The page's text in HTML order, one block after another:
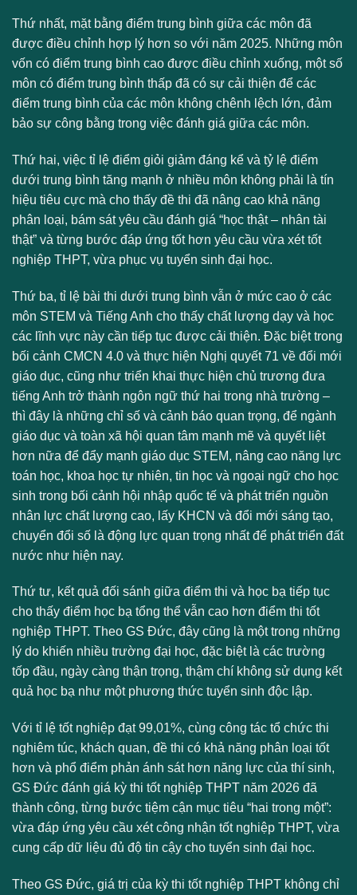
Thứ nhất, mặt bằng điểm trung bình giữa các môn đã
được điều chỉnh hợp lý hơn so với năm 2025. Những môn
vốn có điểm trung bình cao được điều chỉnh xuống, một số
môn có điểm trung bình thấp đã có sự cải thiện để các
điểm trung bình của các môn không chênh lệch lớn, đảm
bảo sự công bằng trong việc đánh giá giữa các môn.
Thứ hai, việc tỉ lệ điểm giỏi giảm đáng kể và tỷ lệ điểm
dưới trung bình tăng mạnh ở nhiều môn không phải là tín
hiệu tiêu cực mà cho thấy đề thi đã nâng cao khả năng
phân loại, bám sát yêu cầu đánh giá “học thật – nhân tài
thật” và từng bước đáp ứng tốt hơn yêu cầu vừa xét tốt
nghiệp THPT, vừa phục vụ tuyển sinh đại học.
Thứ ba, tỉ lệ bài thi dưới trung bình vẫn ở mức cao ở các
môn STEM và Tiếng Anh cho thấy chất lượng dạy và học
các lĩnh vực này cần tiếp tục được cải thiện. Đặc biệt trong
bối cảnh CMCN 4.0 và thực hiện Nghị quyết 71 về đổi mới
giáo dục, cũng như triển khai thực hiện chủ trương đưa
tiếng Anh trở thành ngôn ngữ thứ hai trong nhà trường –
thì đây là những chỉ số và cảnh báo quan trọng, để ngành
giáo dục và toàn xã hội quan tâm mạnh mẽ và quyết liệt
hơn nữa để đẩy mạnh giáo dục STEM, nâng cao năng lực
toán học, khoa học tự nhiên, tin học và ngoại ngữ cho học
sinh trong bối cảnh hội nhập quốc tế và phát triển nguồn
nhân lực chất lượng cao, lấy KHCN và đổi mới sáng tạo,
chuyển đổi số là động lực quan trọng nhất để phát triển đất
nước như hiện nay.
Thứ tư, kết quả đối sánh giữa điểm thi và học bạ tiếp tục
cho thấy điểm học bạ tổng thể vẫn cao hơn điểm thi tốt
nghiệp THPT. Theo GS Đức, đây cũng là một trong những
lý do khiến nhiều trường đại học, đặc biệt là các trường
tốp đầu, ngày càng thận trọng, thậm chí không sử dụng kết
quả học bạ như một phương thức tuyển sinh độc lập.
Với tỉ lệ tốt nghiệp đạt 99,01%, cùng công tác tổ chức thi
nghiêm túc, khách quan, đề thi có khả năng phân loại tốt
hơn và phổ điểm phản ánh sát hơn năng lực của thí sinh,
GS Đức đánh giá kỳ thi tốt nghiệp THPT năm 2026 đã
thành công, từng bước tiệm cận mục tiêu “hai trong một”:
vừa đáp ứng yêu cầu xét công nhận tốt nghiệp THPT, vừa
cung cấp dữ liệu đủ độ tin cậy cho tuyển sinh đại học.
Theo GS Đức, giá trị của kỳ thi tốt nghiệp THPT không chỉ